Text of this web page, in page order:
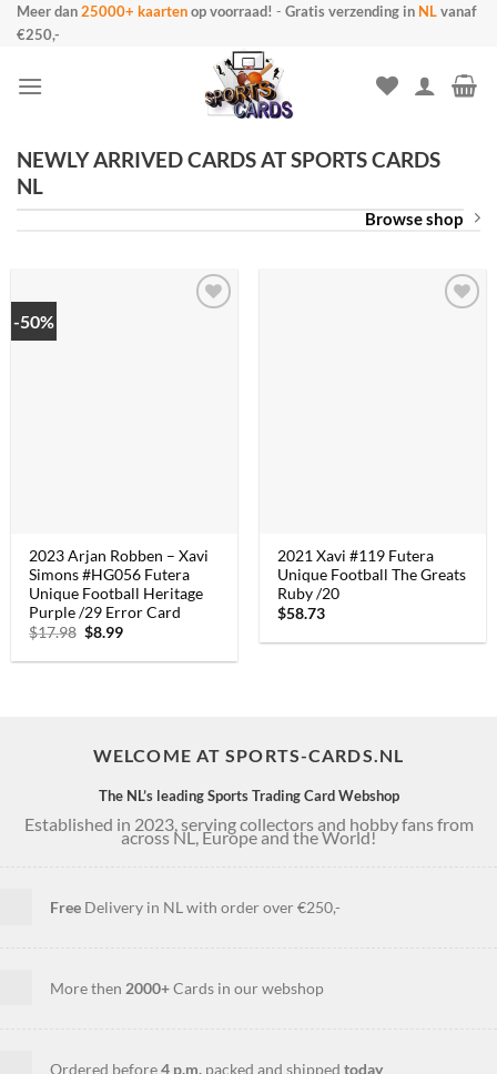
Ga
naar
Meer dan25000+ kaartenop voorraad! - Gratis verzending in NLvanaf
€250,-
NEWLY ARRIVED CARDS AT SPORTS CARDS
NL
Browse shop
-50%
2023 Arjan Robben – Xavi
Simons #HG056 Futera
Unique Football Heritage
Purple /29 Error Card
$17.98 Oorspronkelijke
was:
$8.99
is:
2021 Xavi #119 Futera
Unique Football The Greats
Ruby /20
$58.73
WELCOME AT SPORTS-CARDS.NL
The NL’s leading Sports Trading Card Webshop
Established in 2023, serving collectors and hobby fans from
across NL, Europe and the World!
Free Delivery in NL with order over €250,-
More then 2000+Cards in our webshop
Ordered before4 p.m. packed and shipped today